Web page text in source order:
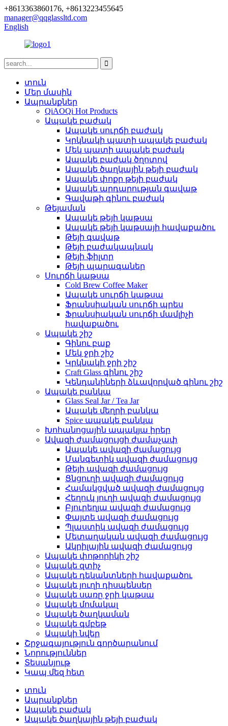
+8613363860176, +8613223455645
manager@qqglassltd.com
English
տուն
Մեր մասին
Ապրանքներ
QiAOQi Hot Products
Ապակե բաժակ
Ապակե սուրճի բաժակ
Կրկնակի պատի ապակե բաժակ
Մեկ պատի ապակե բաժակ
Ապակե բաժակ ծղոտով
Ապակե ծաղկային թեյի բաժակ
Ապակե փոքր թեյի բաժակ
Ապակե արդարության գավաթ
Գավաթի գինու բաժակ
Թեյաման
Ապակե թեյի կաթսա
Ապակե թեյի կաթսայի հավաքածու
Թեյի գավաթ
Թեյի բաժակապնակ
Թեյի ֆիլտր
Թեյի պարագաներ
Սուրճի կաթսա
Cold Brew Coffee Maker
Ապակե սուրճի կաթսա
Ֆրանսիական սուրճի պրես
Ֆրանսիական սուրճի մամլիչի
հավաքածու
Ապակե շիշ
Գինու բաք
Մեկ ջրի շիշ
Կրկնակի ջրի շիշ
Craft Glass գինու շիշ
Կենդանիների ձևավորված գինու շիշ
Ապակե բանկա
Glass Seal Jar / Tea Jar
Ապակե մեղրի բանկա
Spice ապակե բանկա
Խոհանոցային ապակյա իրեր
Ավազի ժամացույցի ժամաչափ
Ապակե ավազի ժամացույց
Մանգետիկ ավազի ժամացույց
Թեյի ավազի ժամացույց
Ցնցուղի ավազի ժամացույց
Համակցված ավազի ժամացույց
Հեղուկ յուղի ավազի ժամացույց
Բյուրեղյա ավազի ժամացույց
Փայտե ավազի ժամացույց
Պլաստիկ ավազի ժամացույց
Մետաղական ավազի ժամացույց
Ակրիլային ավազի ժամացույց
Ապակե փոթորիկի շիշ
Ապակե զտիչ
Ապակե դեկանտների հավաքածու
Ապակե յուղի դիսպենսեր
Ապակե սառը ջրի կաթսա
Ապակե մոմակալ
Ապակե ծաղկաման
Ապակե գմբեթ
Ապակի նվեր
Շրջագայություն գործարանում
Նորություններ
Տեսանյութ
Կապ մեզ հետ
տուն
Ապրանքներ
Ապակե բաժակ
Ապակե ծաղկային թեյի բաժակ